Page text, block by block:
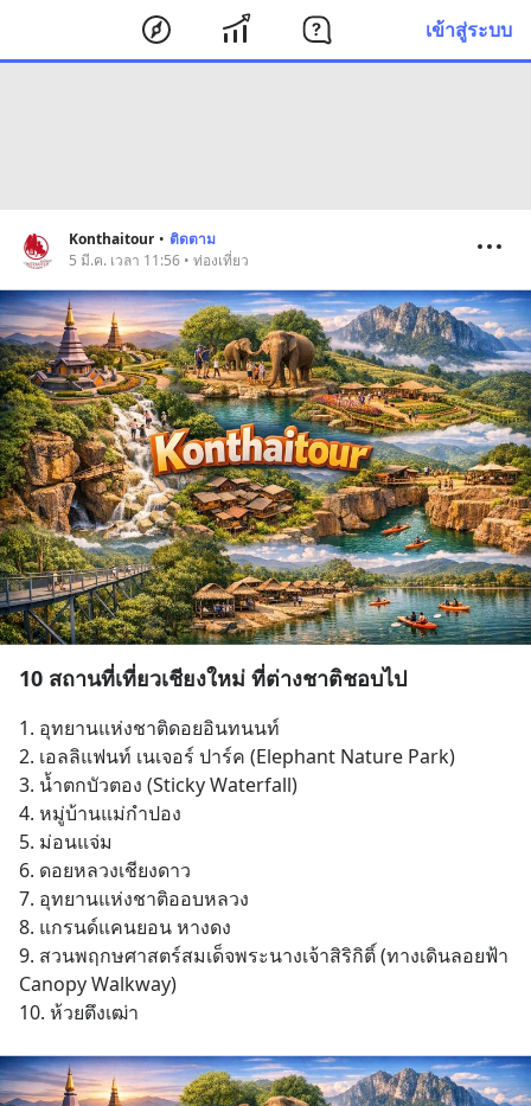
เข้าสู่ระบบ
Konthaitour • ติดตาม
5 มี.ค. เวลา 11:56 • ท่องเที่ยว
10 สถานที่เที่ยวเชียงใหม่ ที่ต่างชาติชอบไป
1. อุทยานแห่งชาติดอยอินทนนท์
2. เอลลิแฟนท์ เนเจอร์ ปาร์ค (Elephant Nature Park)
3. น้ำตกบัวตอง (Sticky Waterfall)
4. หมู่บ้านแม่กำปอง
5. ม่อนแจ่ม
6. ดอยหลวงเชียงดาว
7. อุทยานแห่งชาติออบหลวง
8. แกรนด์แคนยอน หางดง
9. สวนพฤกษศาสตร์สมเด็จพระนางเจ้าสิริกิติ์ (ทางเดินลอยฟ้า
Canopy Walkway)
10. ห้วยตึงเฒ่า